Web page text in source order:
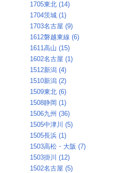
1705東北 (14)
1704茨城 (1)
1703名古屋 (9)
1612磐越東線 (6)
1611高山 (15)
1602名古屋 (1)
1512新潟 (4)
1510新潟 (2)
1509東北 (6)
1508静岡 (1)
1506九州 (36)
1505中津川 (5)
1505長浜 (1)
1503高松・大阪 (7)
1503掛川 (12)
1502名古屋 (5)